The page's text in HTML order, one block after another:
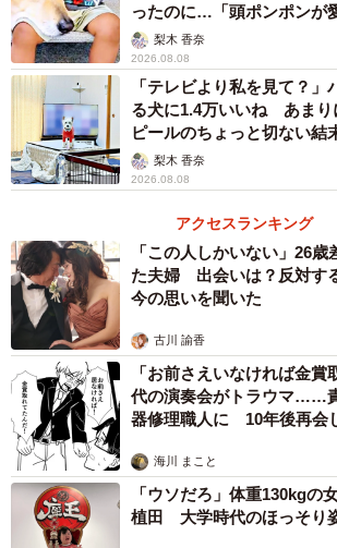
ったのに…「頭ポンポンが
「尊…」
梨木 香奈
2026.08.08
「テレビより私を見て？」
る犬に1.4万いいね あまり
ピールのちょっと切ない結
梨木 香奈
2026.08.08
アクセスランキング
「この人しかいない」26
た夫婦 出会いは？反対す
今の思いを聞いた
古川 諭香
「お前さえいなければ金
代の演奏会がトラウマ……
器修理職人に 10年後再会
海川 まこと
「ウソだろ」体重130kgの
植田 大学時代のほっそり